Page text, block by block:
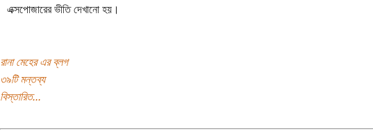
এক্সপোজারের ভীতি দেখানো হয়।
রানা মেহের এর ব্লগ
৩৯টি মন্তব্য
বিস্তারিত...